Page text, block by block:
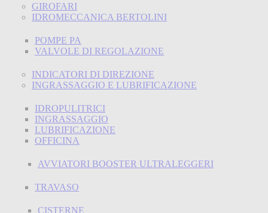
GIROFARI
IDROMECCANICA BERTOLINI
POMPE PA
VALVOLE DI REGOLAZIONE
INDICATORI DI DIREZIONE
INGRASSAGGIO E LUBRIFICAZIONE
IDROPULITRICI
INGRASSAGGIO
LUBRIFICAZIONE
OFFICINA
AVVIATORI BOOSTER ULTRALEGGERI
TRAVASO
CISTERNE